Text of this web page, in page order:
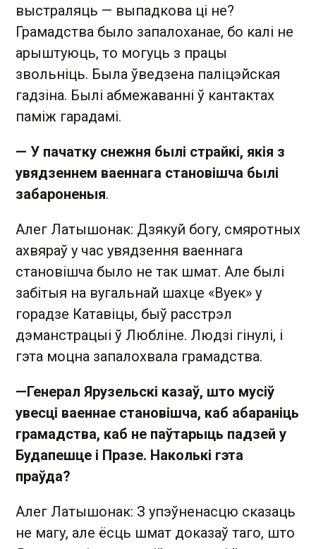
выстраляць — выпадкова ці не?
Грамадства было запалоханае, бо калі не
арыштуюць, то могуць з працы
звольніць. Была ўведзена паліцэйская
гадзіна. Былі абмежаванні ў кантактах
паміж гарадамі.
— У пачатку снежня былі страйкі, якія з
увядзеннем ваеннага становішча былі
забароненыя.
Алег Латышонак: Дзякуй богу, смяротных
ахвяраў у час увядзення ваеннага
становішча было не так шмат. Але былі
забітыя на вугальнай шахце «Вуек» у
горадзе Катавіцы, быў расстрэл
дэманстрацыі ў Любліне. Людзі гінулі, і
гэта моцна запалохвала грамадства.
—Генерал Ярузельскі казаў, што мусіў
увесці ваеннае становішча, каб абараніць
грамадства, каб не паўтарыць падзей у
Будапешце і Празе. Наколькі гэта
праўда?
Алег Латышонак: З упэўненасцю сказаць
не магу, але ёсць шмат доказаў таго, што